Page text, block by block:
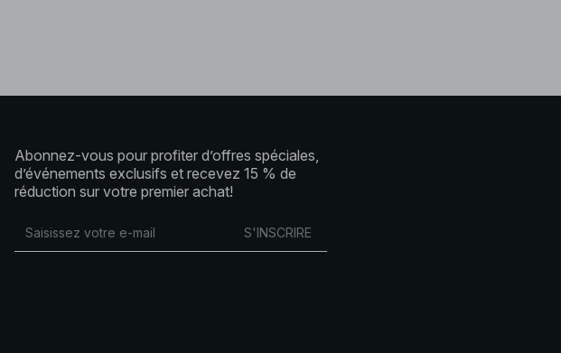
Abonnez-vous pour profiter d’offres spéciales,
d’événements exclusifs et recevez 15 % de
réduction sur votre premier achat!
S'INSCRIRE